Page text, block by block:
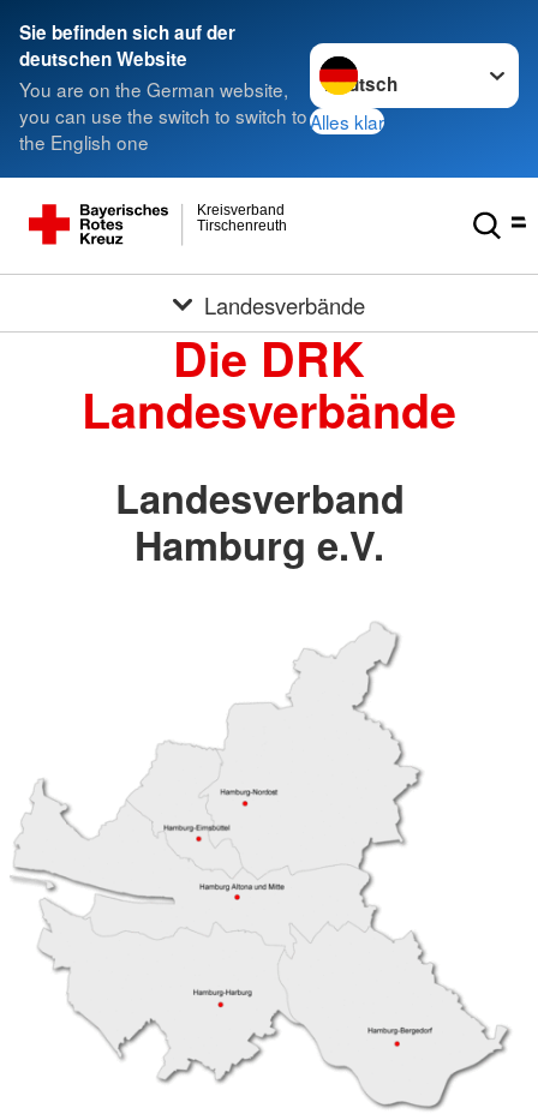
Sie befinden sich auf der
deutschen Website
You are on the German website,
you can use the switch to switch to
the English one
Sprache wechseln zu
Alles klar
Tirschenreuth
Kreisverband
Landesverbände
Die DRK
Landesverbände
Landesverband
Hamburg e.V.